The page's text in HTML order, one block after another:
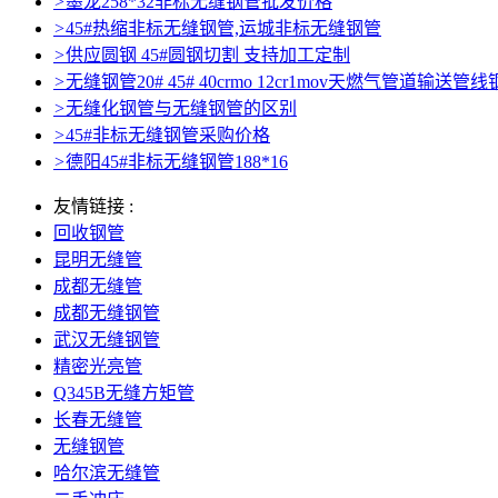
>45#热缩非标无缝钢管,运城非标无缝钢管
>供应圆钢 45#圆钢切割 支持加工定制
>无缝钢管20# 45# 40crmo 12cr1mov天燃气管道输送管线
>无缝化钢管与无缝钢管的区别
>45#非标无缝钢管采购价格
>德阳45#非标无缝钢管188*16
友情链接 :
回收钢管
昆明无缝管
成都无缝管
成都无缝钢管
武汉无缝钢管
精密光亮管
Q345B无缝方矩管
长春无缝管
无缝钢管
哈尔滨无缝管